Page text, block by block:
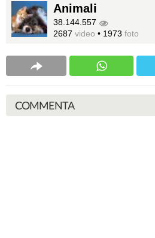
Animali
38.144.557
2687 video • 1973 foto
COMMENTA